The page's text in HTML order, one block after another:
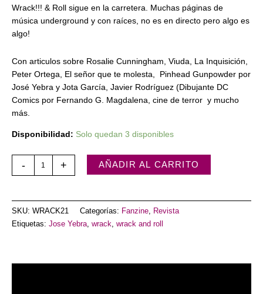
Wrack!!! & Roll sigue en la carretera. Muchas páginas de
música underground y con raíces, no es en directo pero algo es
algo!
Con articulos sobre Rosalie Cunningham, Viuda, La Inquisición,
Peter Ortega, El señor que te molesta, Pinhead Gunpowder por
José Yebra y Jota García, Javier Rodríguez (Dibujante DC
Comics por Fernando G. Magdalena, cine de terror y mucho
más.
Disponibilidad: Solo quedan 3 disponibles
- + AÑADIR AL CARRITO
SKU: WRACK21 Categorías: Fanzine, Revista
Etiquetas: Jose Yebra, wrack, wrack and roll